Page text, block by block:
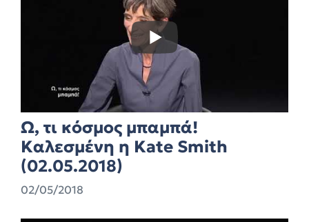
Ω, τι κόσμος μπαμπά!
Kαλεσμένη η Kate Smith
(02.05.2018)
02/05/2018